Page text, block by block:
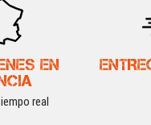
EN
real